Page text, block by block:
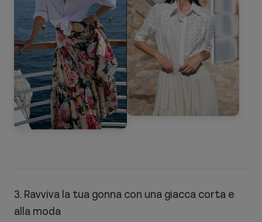
3. Ravviva la tua gonna con una giacca corta e
alla moda